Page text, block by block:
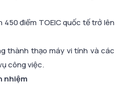
450 điểm TOEIC quốc tế trở lên
thành thạo máy vi tính và các
công việc.
nhiệm